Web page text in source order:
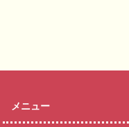
メニュー